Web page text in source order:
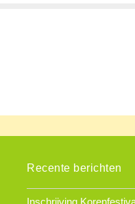
Recente berichten
Inschrijving